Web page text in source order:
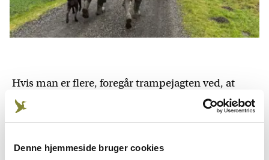
Denne hjemmeside bruger cookies
Hvis man er flere, foregår trampejagten ved, at
jægerne på en linje ”tramper” ud over jagtarealet
og skyder til det vildt, der rejses inden for
Jagthunden holdes normalt i snor eller er fri ved